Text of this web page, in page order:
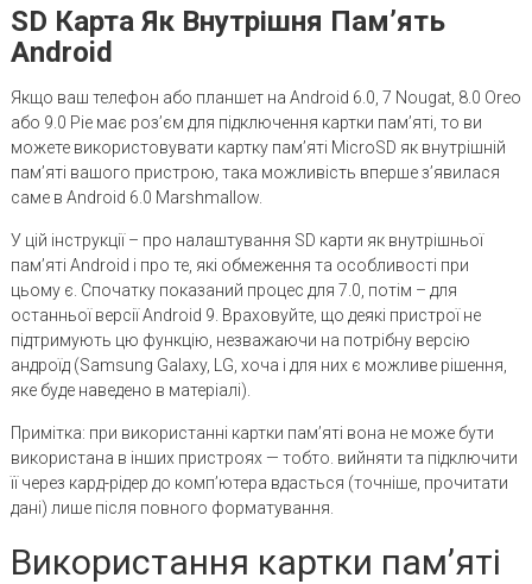
SD Карта Як Внутрішня Пам’ять
Android
Якщо ваш телефон або планшет на Android 6.0, 7 Nougat, 8.0 Oreo
або 9.0 Pie має роз’єм для підключення картки пам’яті, то ви
можете використовувати картку пам’яті MicroSD як внутрішній
пам’яті вашого пристрою, така можливість вперше з’явилася
саме в Android 6.0 Marshmallow.
У цій інструкції – про налаштування SD карти як внутрішньої
пам’яті Android і про те, які обмеження та особливості при
цьому є. Спочатку показаний процес для 7.0, потім – для
останньої версії Android 9. Враховуйте, що деякі пристрої не
підтримують цю функцію, незважаючи на потрібну версію
андроїд (Samsung Galaxy, LG, хоча і для них є можливе рішення,
яке буде наведено в матеріалі).
Примітка: при використанні картки пам’яті вона не може бути
використана в інших пристроях — тобто. вийняти та підключити
її через кард-рідер до комп’ютера вдасться (точніше, прочитати
дані) лише після повного форматування.
Використання картки пам’яті